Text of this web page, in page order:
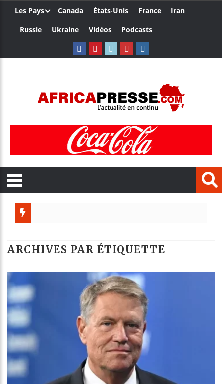
Les Pays Canada États-Unis France
Iran
Russie
Ukraine Vidéos Podcasts
ARCHIVES PAR ÉTIQUETTE